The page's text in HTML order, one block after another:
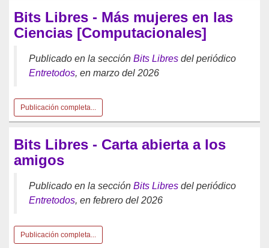
Bits Libres - Más mujeres en las
Ciencias [Computacionales]
Publicado en la sección Bits Libres del periódico
Entretodos, en marzo del 2026
Publicación completa...
Bits Libres - Carta abierta a los
amigos
Publicado en la sección Bits Libres del periódico
Entretodos, en febrero del 2026
Publicación completa...